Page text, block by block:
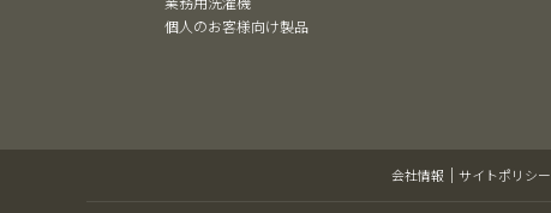
個人のお客様向け製品
会社情報 サイトポリシー